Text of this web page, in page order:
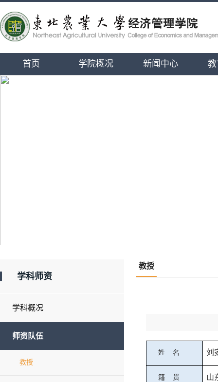
首页 学院概况 新闻中心
学科师资
学科概况
师资队伍
教授
教授
姓 名 刘
籍 贯 山